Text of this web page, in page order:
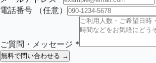
電話番号
（任意）
ご質問・メッセージ *
無料で問い合わせる →